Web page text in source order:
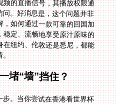
。
堵“墙”挡住？
。当你尝试在香港看世界杯
大陆”时，那种 frustration 是
了遵守复杂的国际版权分销
播权卖给了不同的电视台或
的爱奇艺、央视影音APP，
自海外，就会自动切断直播